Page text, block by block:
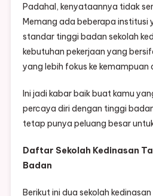
Padahal, kenyataannya tidak
Memang ada beberapa institusi
standar tinggi badan sekolah
kebutuhan pekerjaan yang
yang lebih fokus ke kemampuan
Ini jadi kabar baik buat kamu
percaya diri dengan tinggi
tetap punya peluang besar
Daftar Sekolah Kedinasan
Badan
Berikut ini dua sekolah